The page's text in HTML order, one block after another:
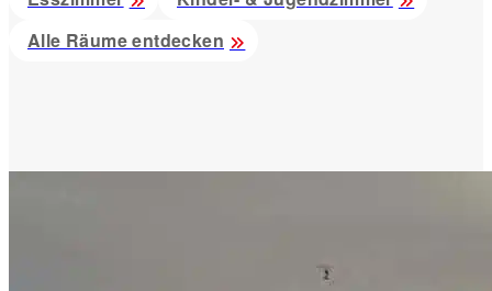
Alle Räume entdecken